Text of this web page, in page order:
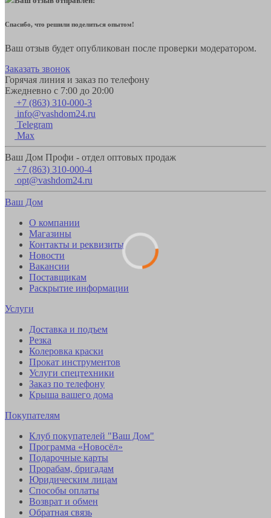
Спасибо, что решили поделиться опытом!
Ваш отзыв будет опубликован после проверки модератором.
Заказать звонок
Горячая линия и заказ по телефону
Ежедневно с 7:00 до 20:00
+7 (863) 310-000-3
info@vashdom24.ru
Telegram
Max
Ваш Дом Профи - отдел оптовых продаж
+7 (863) 310-000-4
opt@vashdom24.ru
Ваш Дом
О компании
Магазины
Контакты и реквизиты
Новости
Вакансии
Поставщикам
Раскрытие информации
Услуги
Доставка и подъем
Резка
Колеровка краски
Прокат инструментов
Услуги спецтехники
Заказ по телефону
Крыша вашего дома
Покупателям
Клуб покупателей "Ваш Дом"
Программа «Новосёл»
Подарочные карты
Прорабам, бригадам
Юридическим лицам
Способы оплаты
Возврат и обмен
Обратная связь